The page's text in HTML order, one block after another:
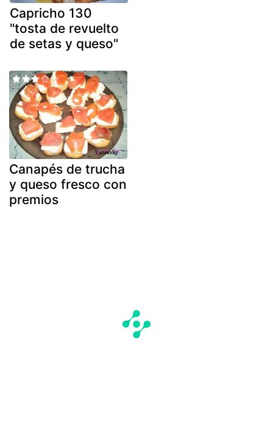
Capricho 130
"tosta de revuelto
de setas y queso"
Canapés de trucha
y queso fresco con
premios